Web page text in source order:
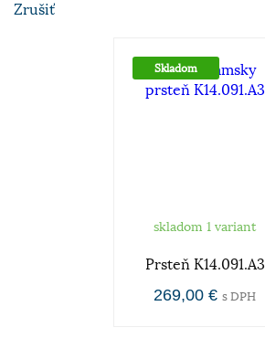
Zrušiť
Skladom
skladom 1 variant
Prsteň K14.091.A3
269,00 € s DPH